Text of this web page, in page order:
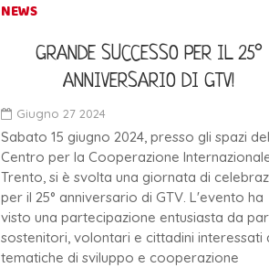
NEWS
GRANDE SUCCESSO PER IL 25°
ANNIVERSARIO DI GTV!
Giugno 27 2024
Sabato 15 giugno 2024, presso gli spazi del
Centro per la Cooperazione
Trento, si è svolta una giornata di
per il 25° anniversario di GTV. L'evento ha
visto una partecipazione entusiasta da
sostenitori, volontari e cittadini interessati
tematiche di sviluppo e cooperazione